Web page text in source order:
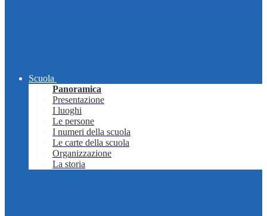
Scuola
Panoramica
Presentazione
I luoghi
Le persone
I numeri della scuola
Le carte della scuola
Organizzazione
La storia